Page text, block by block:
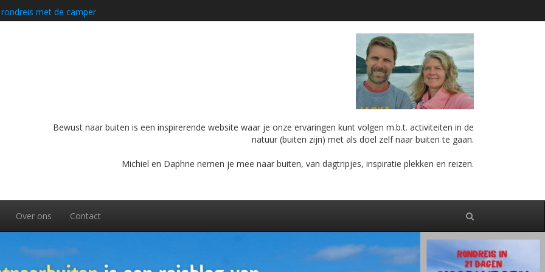
bergweg op je bucketlist hoort
je rondreis door Zuid-Midden Noorwegen
panoramatocht in Chamonix
met de camper
Bewust naar buiten is een inspirerende website waar je onze ervaringen kunt volgen m.b.t. activiteiten in de
natuur (buiten zijn) met als doel zelf naar buiten te gaan.
Michiel en Daphne nemen je mee naar buiten, van dagtripjes, inspiratie plekken en reizen.
Over ons Contact